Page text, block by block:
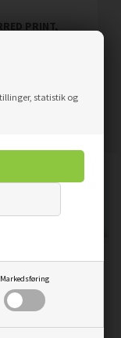
statistik og
Markedsføring
PRINT,